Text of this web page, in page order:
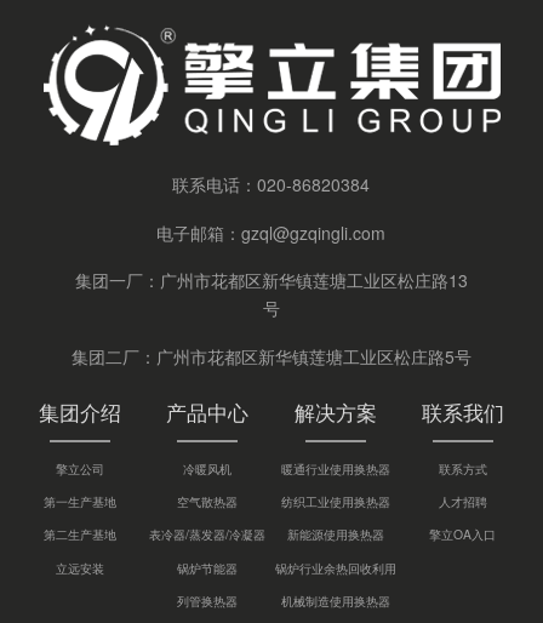
联系电话：020-86820384
电子邮箱：gzql@gzqingli.com
集团一厂：广州市花都区新华镇莲塘工业区松庄路13
号
集团二厂：广州市花都区新华镇莲塘工业区松庄路5号
集团介绍
擎立公司
第一生产基地
第二生产基地
立远安装
产品中心
冷暖风机
空气散热器
表冷器/蒸发器/冷凝器
锅炉节能器
列管换热器
解决方案
暖通行业使用换热器
纺织工业使用换热器
新能源使用换热器
锅炉行业余热回收利用
机械制造使用换热器
联系我们
联系方式
人才招聘
擎立OA入口